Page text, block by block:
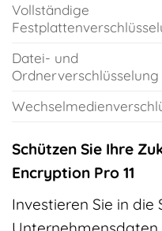
Vollständige
Datei- und
Ordnerverschlüsselung
Schützen Sie Ihre
Encryption Pro 11
Investieren Sie in die